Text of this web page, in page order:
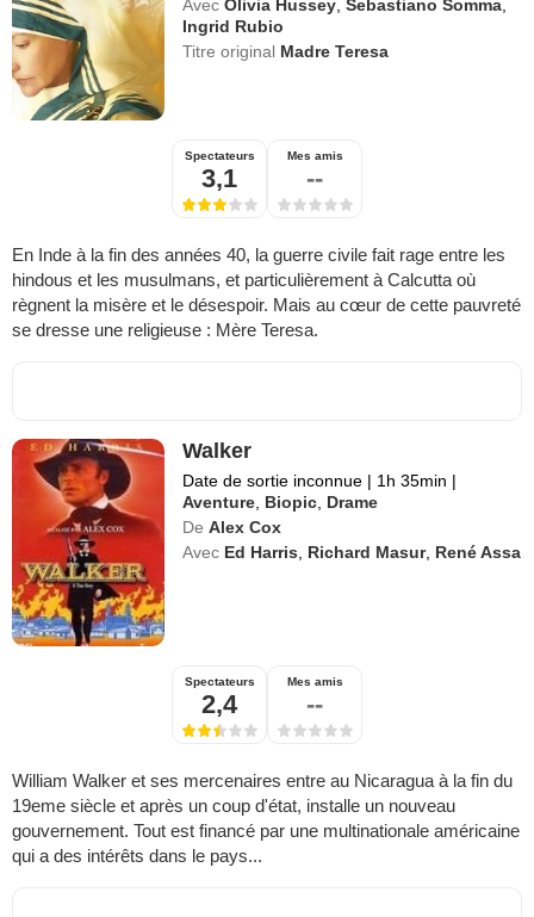
Avec Olivia Hussey ,Sebastiano Somma
Ingrid Rubio
Titre original Madre Teresa
Spectateurs
3,1
Mes amis
--
En Inde à la fin des années 40, la guerre civile fait rage entre les
hindous et les musulmans, et particulièrement à Calcutta où
règnent la misère et le désespoir. Mais au cœur de cette pauvreté
se dresse une religieuse : Mère Teresa.
Walker
Date de sortie inconnue | 1h 35min |
Aventure, Biopic, Drame
De Alex Cox
Avec Ed Harris, Richard Masur, René Assa
Spectateurs
2,4
Mes amis
--
William Walker et ses mercenaires entre au Nicaragua à la fin du
19eme siècle et après un coup d'état, installe un nouveau
gouvernement. Tout est financé par une multinationale américaine
qui a des intérêts dans le pays...